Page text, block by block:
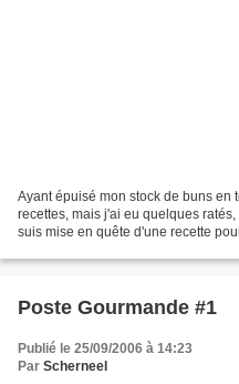
Ayant épuisé mon stock de buns en
recettes, mais j'ai eu quelques
suis mise en quête d'une recette
Poste Gourmande #1
Publié le 25/09/2006 à 14:23
Par Scherneel